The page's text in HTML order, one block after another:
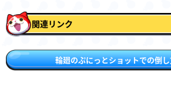
関連リンク
輪廻のぷにっとショットでの倒